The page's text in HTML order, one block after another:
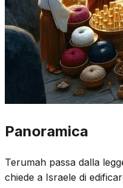
Panoramica
Terumah passa dalla
chiede a Israele di